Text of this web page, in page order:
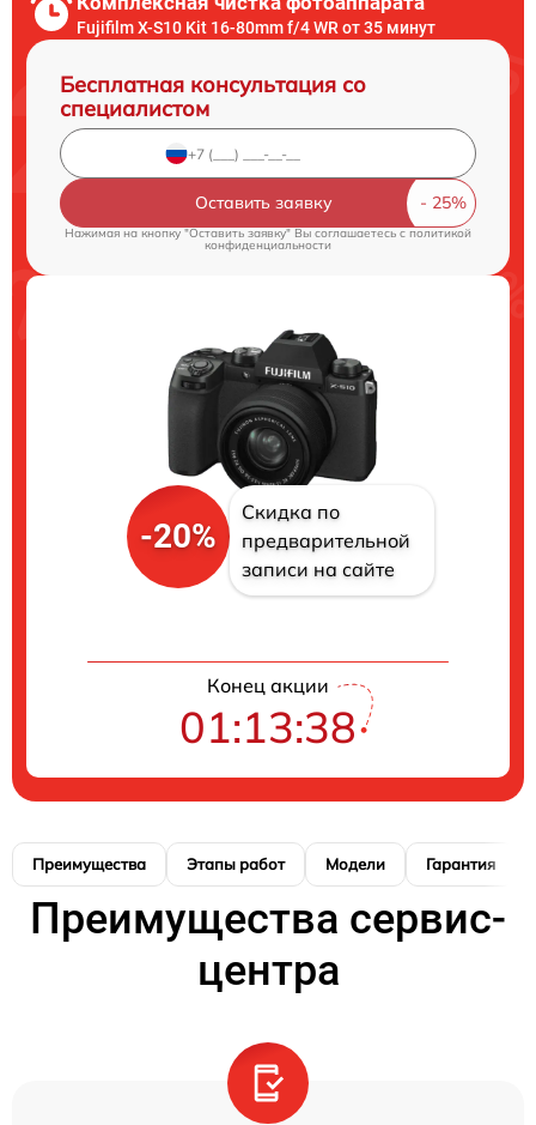
Fujifilm X-S10 Kit 16-80mm f/4 WR от 35 минут
Бесплатная консультация со
специалистом
Оставить заявку
Нажимая на кнопку "Оставить заявку" Вы соглашаетесь c политикой
конфиденциальности
-20%
Скидка по
предварительной
записи на сайте
Конец акции
01:13:37
Преимущества Этапы работ Модели Гарантия
Преимущества сервис-
центра